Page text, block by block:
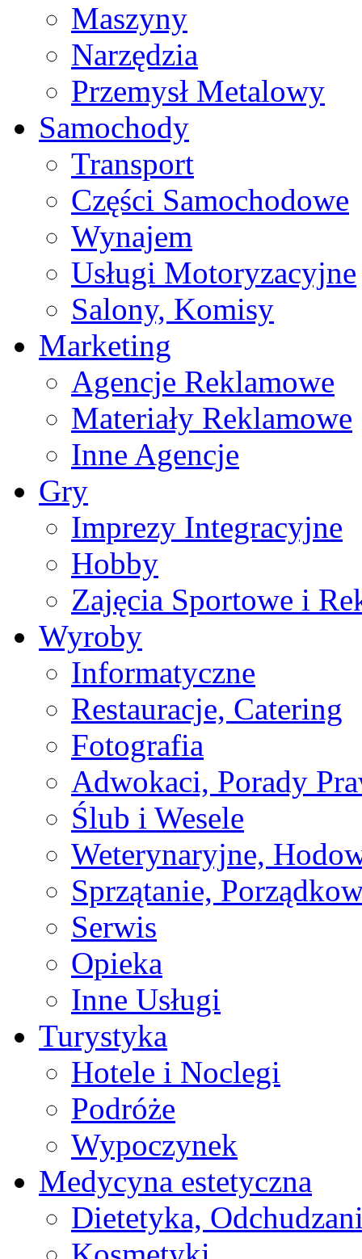
Maszyny
Narzędzia
Przemysł Metalowy
Samochody
Transport
Części Samochodowe
Wynajem
Usługi Motoryzacyjne
Salony, Komisy
Marketing
Agencje Reklamowe
Materiały Reklamowe
Inne Agencje
Gry
Imprezy Integracyjne
Hobby
Zajęcia Sportowe i
Wyroby
Informatyczne
Restauracje, Catering
Fotografia
Adwokaci, Porady
Ślub i Wesele
Weterynaryjne,
Sprzątanie,
Serwis
Opieka
Inne Usługi
Turystyka
Hotele i Noclegi
Podróże
Wypoczynek
Medycyna estetyczna
Dietetyka,